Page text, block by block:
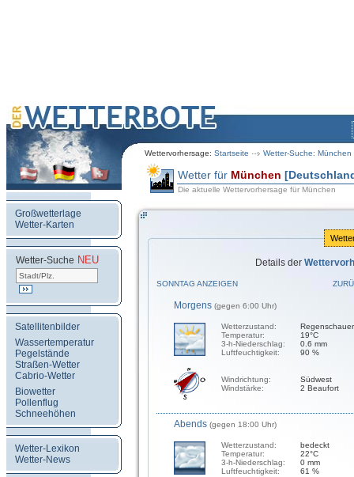
Wettervorhersage: Startseite Wetter-Suche: München
Großwetterlage
Wetter-Karten
Wetter-Suche NEU
Satellitenbilder
Wassertemperatur
Pegelstände
Straßen-Wetter
Cabrio-Wetter
Biowetter
Pollenflug
Schneehöhen
Wetter-Lexikon
Wetter-News
Wetter für München
Die aktuelle Wettervorhersage für München
Details der
SONNTAG ANZEIGEN
Morgens (gegen 6:00 Uhr)
Wetterzustand:
Temperatur:
3-h-Niederschlag:
Luftfeuchtigkeit:
Regenschauer
19°C
0.6 mm
90 %
Windrichtung:
Windstärke:
Südwest
2 Beaufort
Abends (gegen 18:00 Uhr)
Wetterzustand:
Temperatur:
3-h-Niederschlag:
Luftfeuchtigkeit:
bedeckt
22°C
0 mm
61 %